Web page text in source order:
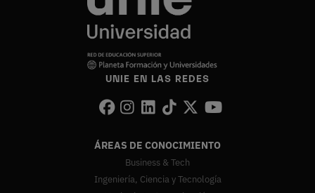
UNIE EN LAS REDES
ÁREAS DE CONOCIMIENTO
Business & Tech
Ingeniería, Ciencia y Tecnología